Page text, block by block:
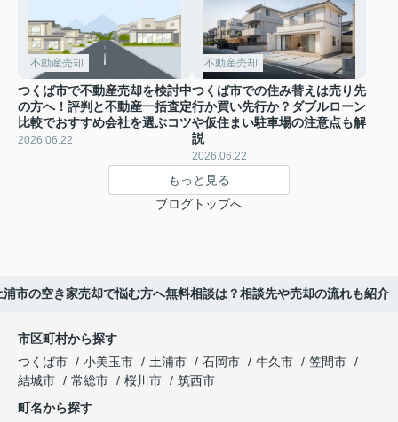
不動産売却
つくば市で不動産売却を検討中
の方へ！評判と不動産一括査定
比較でおすすめ会社を選ぶコツ
2026.06.22
不動産売却
つくば市での住み替えは売り先
行か買い先行か？ダブルローン
や仮住まい駐車場の注意点も解
説
2026.06.22
もっと見る
ブログトップへ
浦市の空き家売却で悩む方へ無料相談は？相談先や売却の流れも紹介
市区町村から探す
つくば市
小美玉市 土浦市 石岡市 牛久市
笠間市
結城市
常総市 桜川市
筑西市
町名から探す